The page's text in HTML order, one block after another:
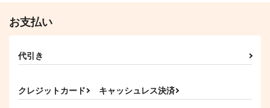
お支払い
代引き
クレジットカード キャッシュレス決済